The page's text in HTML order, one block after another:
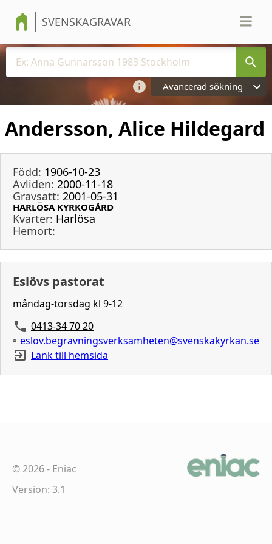
SVENSKAGRAVAR
Avancerad sökning
Andersson, Alice Hildegard
Född: 1906-10-23
Avliden: 2000-11-18
Gravsatt: 2001-05-31
HARLÖSA KYRKOGÅRD
Kvarter: Harlösa
Hemort:
Eslövs pastorat
måndag-torsdag kl 9-12
0413-34 70 20
eslov.begravningsverksamheten@svenskakyrkan.se
Länk till hemsida
©2026- Eniac
Version: 3.1